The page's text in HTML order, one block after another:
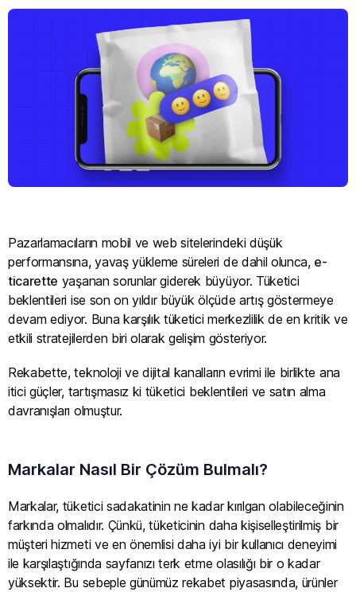
Pazarlamacıların mobil ve web sitelerindeki düşük
performansına, yavaş yükleme süreleri de dahil olunca, e-
ticarette yaşanan sorunlar giderek büyüyor. Tüketici
beklentileri ise son on yıldır büyük ölçüde artış göstermeye
devam ediyor. Buna karşılık tüketici merkezlilik de en kritik ve
etkili stratejilerden biri olarak gelişim gösteriyor.
Rekabette, teknoloji ve dijital kanalların evrimi ile birlikte ana
itici güçler, tartışmasız ki tüketici beklentileri ve satın alma
davranışları olmuştur.
Markalar Nasıl Bir Çözüm Bulmalı?
Markalar, tüketici sadakatinin ne kadar kırılgan olabileceğinin
farkında olmalıdır. Çünkü, tüketicinin daha kişiselleştirilmiş bir
müşteri hizmeti ve en önemlisi daha iyi bir kullanıcı deneyimi
ile karşılaştığında sayfanızı terk etme olasılığı bir o kadar
yüksektir. Bu sebeple günümüz rekabet piyasasında, ürünler